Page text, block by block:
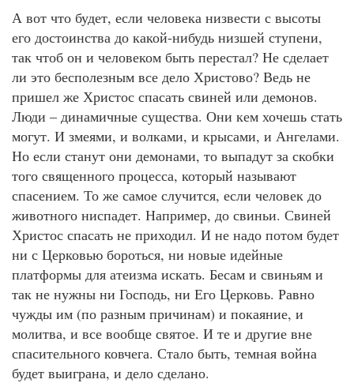
А вот что будет, если человека низвести с высоты
его достоинства до какой-нибудь низшей ступени,
так чтоб он и человеком быть перестал? Не сделает
ли это бесполезным все дело Христово? Ведь не
пришел же Христос спасать свиней или демонов.
Люди – динамичные существа. Они кем хочешь стать
могут. И змеями, и волками, и крысами, и Ангелами.
Но если станут они демонами, то выпадут за скобки
того священного процесса, который называют
спасением. То же самое случится, если человек до
животного ниспадет. Например, до свиньи. Свиней
Христос спасать не приходил. И не надо потом будет
ни с Церковью бороться, ни новые идейные
платформы для атеизма искать. Бесам и свиньям и
так не нужны ни Господь, ни Его Церковь. Равно
чужды им (по разным причинам) и покаяние, и
молитва, и все вообще святое. И те и другие вне
спасительного ковчега. Стало быть, темная война
будет выиграна, и дело сделано.